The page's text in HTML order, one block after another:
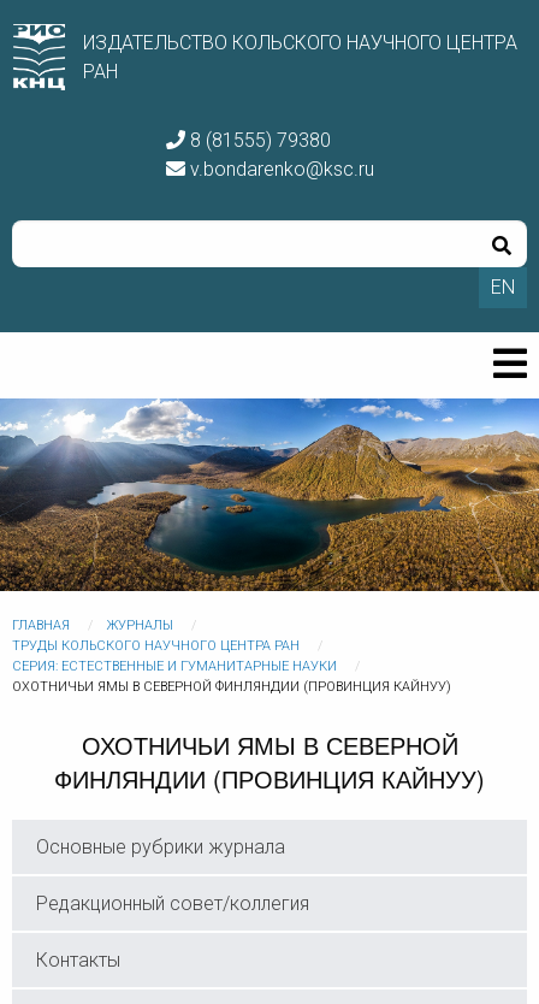
ИЗДАТЕЛЬСТВО КОЛЬСКОГО НАУЧНОГО ЦЕНТРА
РАН
8 (81555) 79380
v.bondarenko@ksc.ru
EN
ГЛАВНАЯ
ЖУРНАЛЫ
ТРУДЫ КОЛЬСКОГО НАУЧНОГО ЦЕНТРА РАН
СЕРИЯ: ЕСТЕСТВЕННЫЕ И ГУМАНИТАРНЫЕ НАУКИ
ОХОТНИЧЬИ ЯМЫ В СЕВЕРНОЙ ФИНЛЯНДИИ (ПРОВИНЦИЯ КАЙНУУ)
ОХОТНИЧЬИ ЯМЫ В СЕВЕРНОЙ
ФИНЛЯНДИИ (ПРОВИНЦИЯ КАЙНУУ)
Основные рубрики журнала
Редакционный совет/коллегия
Контакты